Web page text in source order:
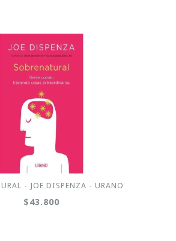
- JOE DISPENZA - URANO
$43.800